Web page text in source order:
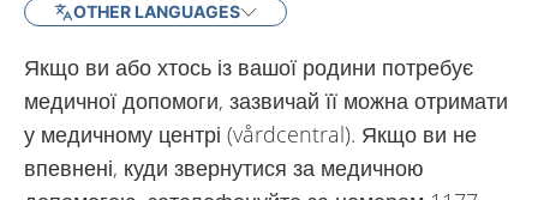
OTHER LANGUAGES
Якщо ви або хтось із вашої родини потребує
медичної допомоги, зазвичай її можна отримати
у медичному центрі (vårdcentral). Якщо ви не
впевнені, куди звернутися за медичною